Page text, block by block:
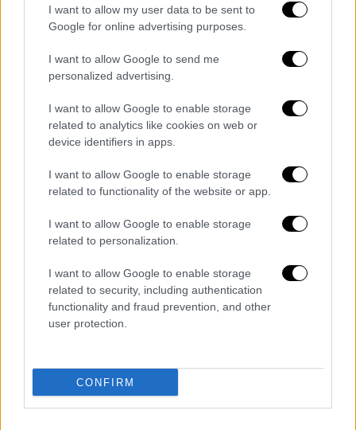
I want to allow my user data to be sent to
Google for online advertising purposes.
I want to allow Google to send me
personalized advertising.
I want to allow Google to enable storage
related to analytics like cookies on web or
device identifiers in apps.
I want to allow Google to enable storage
related to functionality of the website or app.
I want to allow Google to enable storage
related to personalization.
I want to allow Google to enable storage
related to security, including authentication
functionality and fraud prevention, and other
user protection.
CONFIRM
λαχανικά κατάλλη και για χορτοφάγους.
Όποιος θέλει βέβαια μπορεί να προσθέσει